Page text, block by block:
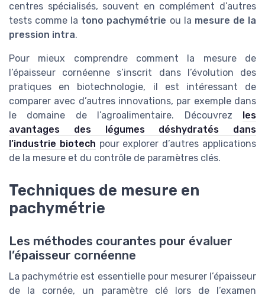
centres spécialisés, souvent en complément d’autres
tests comme la tono pachymétrie ou la mesure de la
pression intra.
Pour mieux comprendre comment la mesure de
l’épaisseur cornéenne s’inscrit dans l’évolution des
pratiques en biotechnologie, il est intéressant de
comparer avec d’autres innovations, par exemple dans
le domaine de l’agroalimentaire. Découvrez
les
avantages des légumes déshydratés dans
l’industrie biotech pour explorer d’autres applications
de la mesure et du contrôle de paramètres clés.
Techniques de mesure en
pachymétrie
Les méthodes courantes pour évaluer
l’épaisseur cornéenne
La pachymétrie est essentielle pour mesurer l’épaisseur
de la cornée, un paramètre clé lors de l’examen